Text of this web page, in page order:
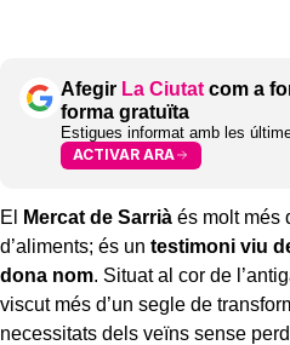
Afegir La Ciutat com a
forma gratuïta
Estigues informat amb les
ACTIVAR ARA
El Mercat de Sarrià és molt més
d’aliments; és un testimoni viu
dona nom. Situat al cor de
viscut més d’un segle de
necessitats dels veïns sense